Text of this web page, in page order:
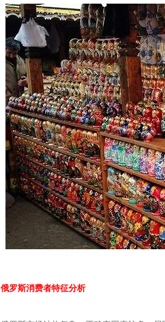
俄罗斯消费者特征分析